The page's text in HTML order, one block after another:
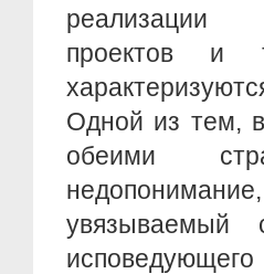
реализации
проектов
Одной из тем,
обеими
увязываемый